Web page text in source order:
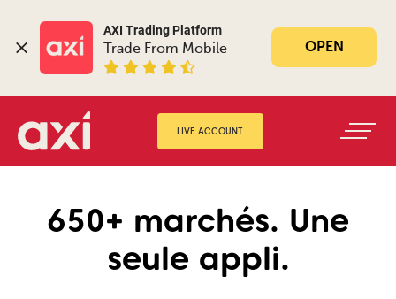
AXI Trading Platform
Trade From Mobile OPEN
LIVE ACCOUNT
650+ marchés. Une
seule appli.